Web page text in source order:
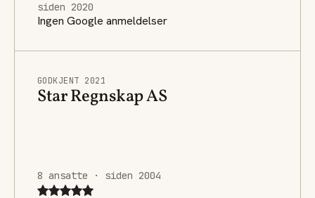
siden 2020
Ingen Google anmeldelser
GODKJENT 2021
Star Regnskap AS
8 ansatte · siden 2004